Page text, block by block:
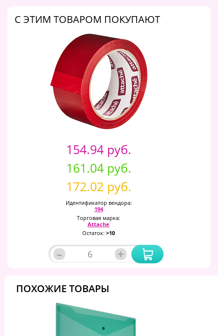
C ЭТИМ ТОВАРОМ ПОКУПАЮТ
154.94 руб.
161.04 руб.
172.02 руб.
Идентификатор вендора:
194
Торговая марка:
Attache
Остаток: >10
– +
ПОХОЖИЕ ТОВАРЫ